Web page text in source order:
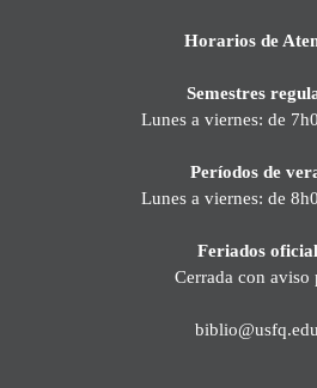
Horarios de
Semestres
Lunes a viernes: de
Períodos de
Lunes a viernes: de
Feriados
Cerrada con aviso